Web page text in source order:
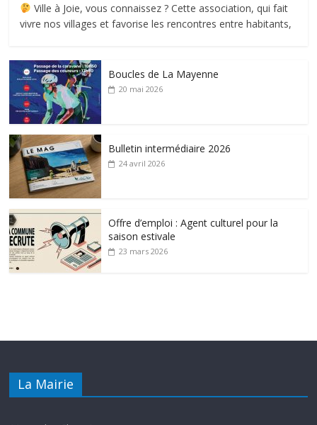
Ville à Joie, vous connaissez ? Cette association, qui fait
vivre nos villages et favorise les rencontres entre habitants,
Boucles de La Mayenne
20 mai 2026
Bulletin intermédiaire 2026
24 avril 2026
Offre d’emploi : Agent culturel pour la
saison estivale
23 mars 2026
La Mairie